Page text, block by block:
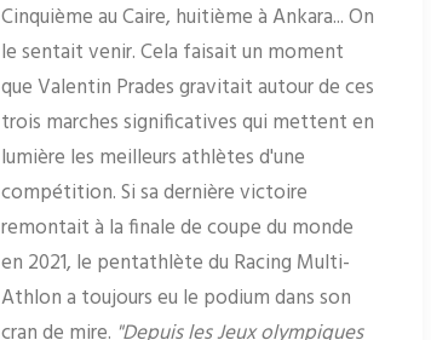
Cinquième au Caire, huitième à Ankara... On
le sentait venir. Cela faisait un moment
que Valentin Prades gravitait autour de ces
trois marches significatives qui mettent en
lumière les meilleurs athlètes d'une
compétition. Si sa dernière victoire
remontait à la finale de coupe du monde
en 2021, le pentathlète du Racing Multi-
Athlon a toujours eu le podium dans son